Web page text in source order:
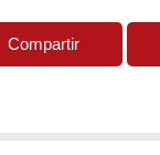
Compartir